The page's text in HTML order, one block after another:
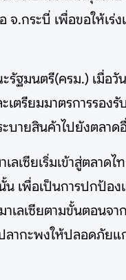
กระบี่ เพื่อขอให้เร่
รัฐมนตรี(ครม.) เมื่อ
เตรียมมาตรการรอ
ะบายสินค้าไปยังตลา
เซียเริ่มเข้าสู่ตลาด
เพื่อเป็นการปกป้อ
ลเซียตามขั้นตอนจา
กะพงให้ปลอดภัยแ